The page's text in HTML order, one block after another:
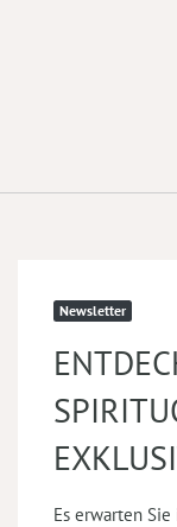
Newsletter
Es erwarten